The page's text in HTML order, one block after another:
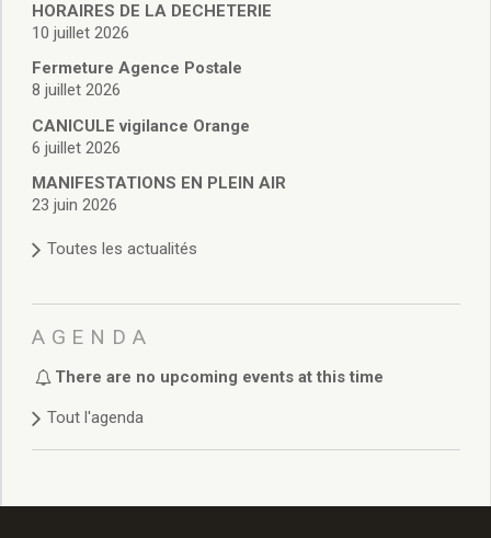
Cadastre
Actes d’état civil
Budget de Fonctionnement
Budget d’Investissement
Conseils municipaux
Règlement du conseil municipal
Délibérations 2025
Délibérations 2022
Délibérations 2021
Délibérations 2020
Délibérations 2019
Délibérations 2018
HORAIRES DE LA DECHETERIE
10 juillet 2026
Fermeture Agence Postale
8 juillet 2026
CANICULE vigilance Orange
6 juillet 2026
MANIFESTATIONS EN PLEIN AIR
23 juin 2026
Toutes les actualités
AGENDA
There are no upcoming events at this time
Tout l'agenda